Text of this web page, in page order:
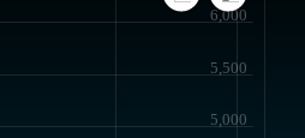
5,000
5,500
6,000